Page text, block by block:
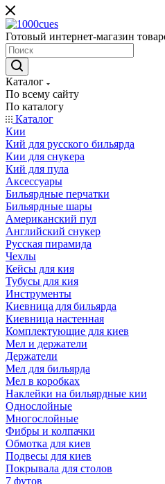
Готовый интернет-магазин
Каталог
По всему сайту
По каталогу
Каталог
Кии
Кий для русского бильярда
Кии для снукера
Кий для пула
Аксессуары
Бильярдные перчатки
Бильярдные шары
Американский пул
Английский снукер
Русская пирамида
Чехлы
Кейсы для кия
Тубусы для кия
Инструменты
Киевница для бильярда
Киевница настенная
Комплектующие для киев
Мел и держатели
Держатели
Мел для бильярда
Мел в коробках
Наклейки на бильярдные кии
Однослойные
Многослойные
Фибры и колпачки
Обмотка для киев
Подвесы для киев
Покрывала для столов
7 футов